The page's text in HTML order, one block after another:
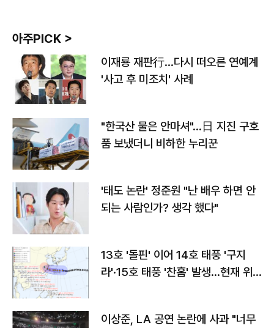
아주PICK >
이재룡 재판行…다시 떠오른 연예계
'사고 후 미조치' 사례
"한국산 물은 안마셔"…日 지진 구호
품 보냈더니 비하한 누리꾼
'태도 논란' 정준원 "난 배우 하면 안
되는 사람인가? 생각 했다"
13호 '돌핀' 이어 14호 태풍 '구지
라'·15호 태풍 '찬홈' 발생…현재 위
이상준, LA 공연 논란에 사과 "너무